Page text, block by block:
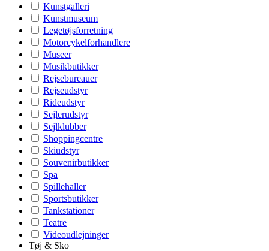
Kunstgalleri
Kunstmuseum
Legetøjsforretning
Motorcykelforhandlere
Museer
Musikbutikker
Rejsebureauer
Rejseudstyr
Rideudstyr
Sejlerudstyr
Sejlklubber
Shoppingcentre
Skiudstyr
Souvenirbutikker
Spa
Spillehaller
Sportsbutikker
Tankstationer
Teatre
Videoudlejninger
Tøj & Sko